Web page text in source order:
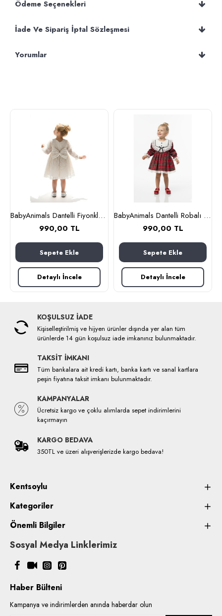
Ödeme Seçenekleri
İade Ve Sipariş İptal Sözleşmesi
Yorumlar
BabyAnimals Dantelli Fiyonklu Çiçekli Kız Çocuk Krem
990,00 TL
Sepete Ekle
Detaylı İncele
BabyAnimals Dantelli Robalı Ekoseli Kız Çocuk Elbise Kırmızı
990,00 TL
Sepete Ekle
Detaylı İncele
KOŞULSUZ İADE
Kişiselleştirilmiş ve hijyen ürünler dışında yer alan tüm
ürünlerde 14 gün koşulsuz iade imkanınız bulunmaktadır.
TAKSİT İMKANI
Tüm bankalara ait kredi kartı, banka kartı ve sanal kartlara
peşin fiyatına taksit imkanı bulunmaktadır.
KAMPANYALAR
Ücretsiz kargo ve çoklu alımlarda sepet indirimlerini
kaçırmayın
KARGO BEDAVA
350TL ve üzeri alışverişlerizde kargo bedava!
Kentsoylu
Kategoriler
Önemli Bilgiler
Sosyal Medya Linklerimiz
Haber Bülteni
Kampanya ve indirimlerden anında haberdar olun